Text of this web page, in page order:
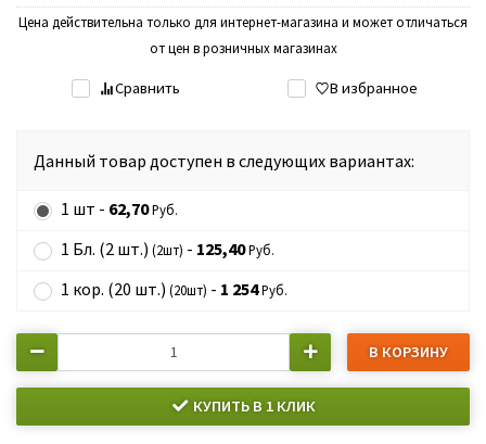
Цена действительна только для интернет-магазина и может отличаться
от цен в розничных магазинах
Сравнить В избранное
Данный товар доступен в следующих вариантах:
1 шт - 62,70Руб.
1 Бл. (2 шт.) (2шт) - 125,40Руб.
1 кор. (20 шт.) (20шт) - 1 254Руб.
В КОРЗИНУ
КУПИТЬ В 1 КЛИК